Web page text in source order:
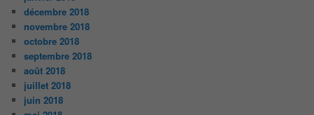
décembre 2018
novembre 2018
octobre 2018
septembre 2018
août 2018
juillet 2018
juin 2018